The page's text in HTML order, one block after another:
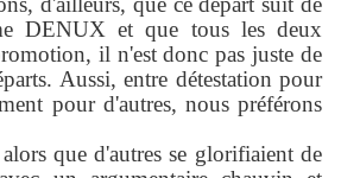
DENUX et que tous les deux
il n'est donc pas juste de
Aussi, entre détestation pour
pour d'autres, nous préférons
d'autres se glorifiaient de